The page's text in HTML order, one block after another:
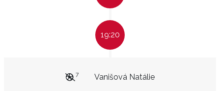
19:20
Vanišová Natálie
7